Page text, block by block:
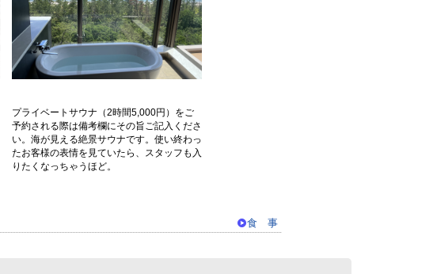
プライベートサウナ（2時間5,000円）をご
予約される際は備考欄にその旨ご記入くださ
い。海が見える絶景サウナです。使い終わっ
たお客様の表情を見ていたら、スタッフも入
りたくなっちゃうほど。
食 事